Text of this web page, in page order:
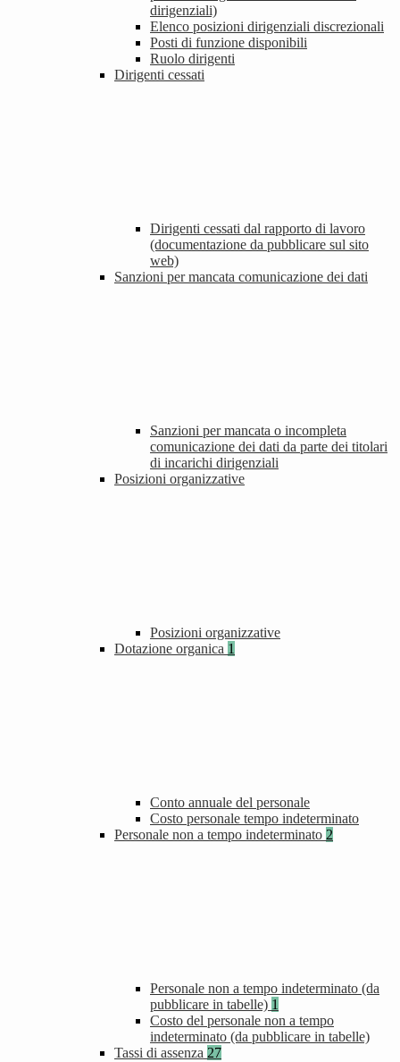
dirigenziali)
Elenco posizioni dirigenziali discrezionali
Posti di funzione disponibili
Ruolo dirigenti
Dirigenti cessati
Dirigenti cessati dal rapporto di lavoro
(documentazione da pubblicare sul sito
web)
Sanzioni per mancata comunicazione dei dati
Sanzioni per mancata o incompleta
comunicazione dei dati da parte dei titolari
di incarichi dirigenziali
Posizioni organizzative
Posizioni organizzative
Dotazione organica 1
Conto annuale del personale
Costo personale tempo indeterminato
Personale non a tempo indeterminato 2
Personale non a tempo indeterminato (da
pubblicare in tabelle) 1
Costo del personale non a tempo
indeterminato (da pubblicare in tabelle)
Tassi di assenza 27